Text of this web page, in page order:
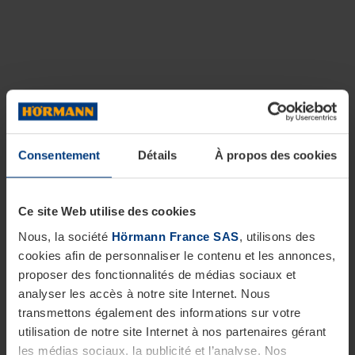
Consentement Détails À propos des cookies
Ce site Web utilise des cookies
Nous, la société Hörmann France SAS, utilisons des
cookies afin de personnaliser le contenu et les annonces,
proposer des fonctionnalités de médias sociaux et
analyser les accès à notre site Internet. Nous
transmettons également des informations sur votre
utilisation de notre site Internet à nos partenaires gérant
les médias sociaux, la publicité et l’analyse. Nos